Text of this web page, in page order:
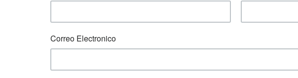
Correo Electronico